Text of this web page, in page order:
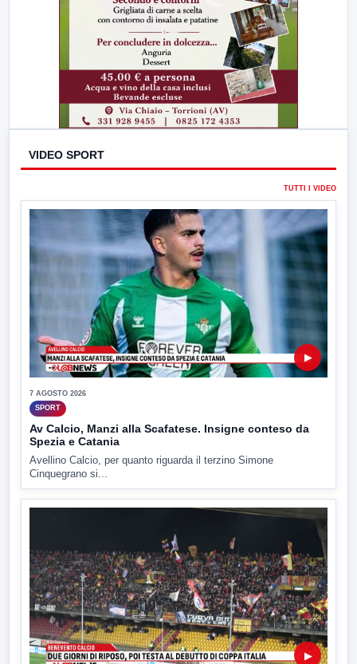
VIDEO SPORT
TUTTI I VIDEO
▶
7 AGOSTO 2026
SPORT
Av Calcio, Manzi alla Scafatese. Insigne conteso da
Spezia e Catania
Avellino Calcio, per quanto riguarda il terzino Simone
Cinquegrano si...
▶